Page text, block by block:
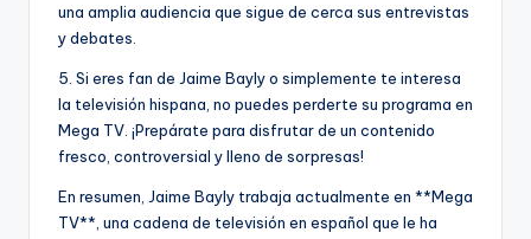
una amplia audiencia que sigue de cerca sus entrevistas
y debates.
5. Si eres fan de Jaime Bayly o simplemente te interesa
la televisión hispana, no puedes perderte su programa en
Mega TV. ¡Prepárate para disfrutar de un contenido
fresco, controversial y lleno de sorpresas!
En resumen, Jaime Bayly trabaja actualmente en **Mega
TV**, una cadena de televisión en español que le ha